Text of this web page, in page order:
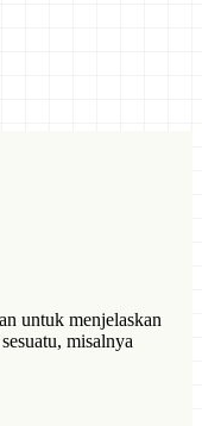
untuk menjelaskan
misalnya